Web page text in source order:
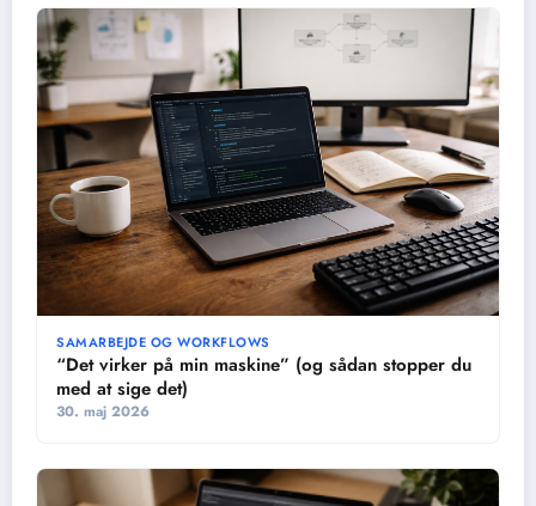
SAMARBEJDE OG WORKFLOWS
“Det virker på min maskine” (og sådan stopper du
med at sige det)
30. maj 2026